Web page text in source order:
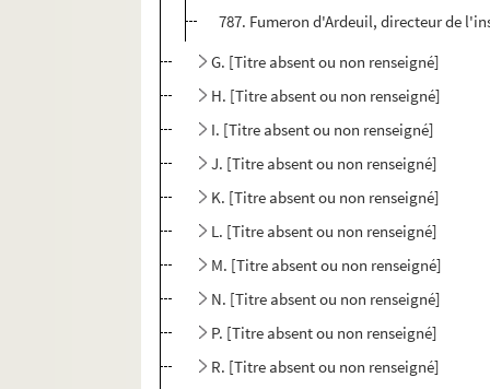
787. Fumeron d'Ardeuil, directeur de
G. [Titre absent ou non renseigné]
H. [Titre absent ou non renseigné]
I. [Titre absent ou non renseigné]
J. [Titre absent ou non renseigné]
K. [Titre absent ou non renseigné]
L. [Titre absent ou non renseigné]
M. [Titre absent ou non renseigné]
N. [Titre absent ou non renseigné]
P. [Titre absent ou non renseigné]
R. [Titre absent ou non renseigné]